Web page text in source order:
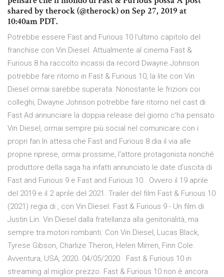
shared by therock (@therock) on Sep 27, 2019 at
10:40am PDT.
Potrebbe essere Fast and Furious 10 l'ultimo capitolo del
franchise con Vin Diesel. Attualmente al cinema Fast &
Furious 8 ha raccolto incassi da record Dwayne Johnson
potrebbe fare ritorno in Fast & Furious 10, la lite con Vin
Diesel ormai sarebbe superata. Nonostante le frizioni coi
colleghi, Dwayne Johnson potrebbe fare ritorno nel cast di
Fast Ad annunciare la doppia release del giorno c'ha pensato
Vin Diesel, ormai sempre più social nel comunicare con i
propri fan.In attesa che Fast and Furious 8 dia il via alle
proprie riprese, ormai prossime, l'attore protagonista nonché
produttore della saga ha infatti annunciato le date d'uscita di
Fast and Furious 9 e Fast and Furious 10.. Ovvero il 19 aprile
del 2019 e il 2 aprile del 2021. Trailer del film Fast & Furious 10
(2021) regia di , con Vin Diesel. Fast & Furious 9 - Un film di
Justin Lin. Vin Diesel dalla fratellanza alla genitorialità, ma
sempre tra motori rombanti. Con Vin Diesel, Lucas Black,
Tyrese Gibson, Charlize Theron, Helen Mirren, Finn Cole.
Avventura, USA, 2020. 04/05/2020 · Fast & Furious 10 in
streaming al miglior prezzo. Fast & Furious 10 non è ancora